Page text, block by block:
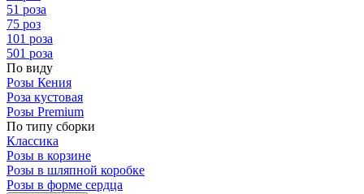
51 роза
75 роз
101 роза
501 роза
По виду
Розы Кения
Роза кустовая
Розы Premium
По типу сборки
Классика
Розы в корзине
Розы в шляпной коробке
Розы в форме сердца